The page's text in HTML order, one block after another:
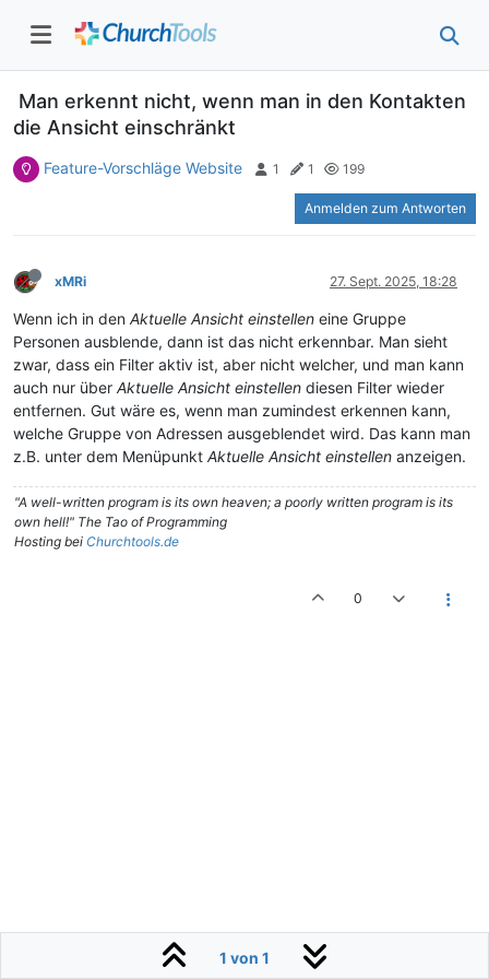
Man erkennt nicht, wenn man in den Kontakten
die Ansicht einschränkt
Feature-Vorschläge Website 1 1 199
Anmelden zum Antworten
xMRi 27. Sept. 2025, 18:28
Wenn ich in den Aktuelle Ansicht einstellen eine Gruppe
Personen ausblende, dann ist das nicht erkennbar. Man sieht
zwar, dass ein Filter aktiv ist, aber nicht welcher, und man kann
auch nur über Aktuelle Ansicht einstellen diesen Filter wieder
entfernen. Gut wäre es, wenn man zumindest erkennen kann,
welche Gruppe von Adressen ausgeblendet wird. Das kann man
z.B. unter dem Menüpunkt Aktuelle Ansicht einstellen anzeigen.
"A well-written program is its own heaven; a poorly written program is its
own hell!" The Tao of Programming
Hosting bei Churchtools.de
0
1 von 1